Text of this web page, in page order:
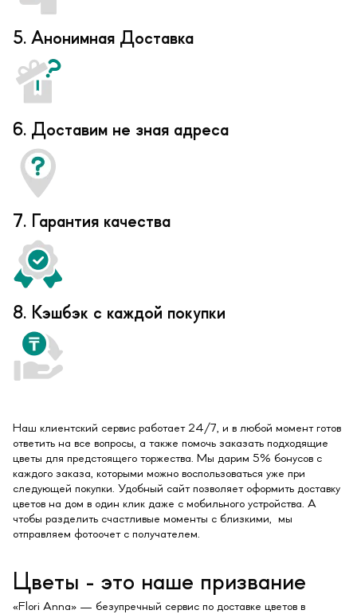
5. Анонимная Доставка
6. Доставим не зная адреса
7. Гарантия качества
8. Кэшбэк с каждой покупки
Наш клиентский сервис работает 24/7, и в любой момент готов
ответить на все вопросы, а также помочь заказать подходящие
цветы для предстоящего торжества. Мы дарим 5% бонусов с
каждого заказа, которыми можно воспользоваться уже при
следующей покупки. Удобный сайт позволяет оформить доставку
цветов на дом в один клик даже с мобильного устройства. А
чтобы разделить счастливые моменты с близкими, мы
отправляем фотоочет с получателем.
Цветы - это наше призвание
«Flori Anna» — безупречный сервис по доставке цветов в